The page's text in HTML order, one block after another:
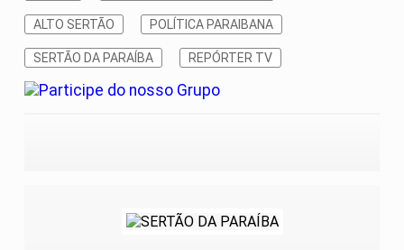
ALTO SERTÃO POLÍTICA PARAIBANA
SERTÃO DA PARAÍBA REPÓRTER TV